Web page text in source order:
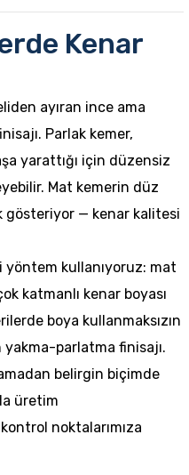
Kenar
ayıran ince ama
Parlak kemer,
yarattığı için düzensiz
Mat kemerin düz
gösteriyor — kenar kalitesi
yöntem kullanıyoruz: mat
katmanlı kenar boyası
boya kullanmaksızın
yakma-parlatma finisajı.
belirgin biçimde
üretim
noktalarımıza